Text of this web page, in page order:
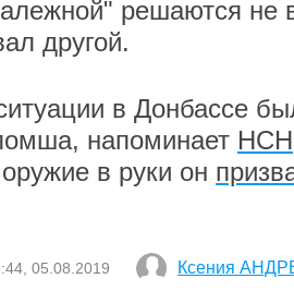
решаются не
другой.
в Донбассе
напоминает НСН
в руки он
05.08.2019 Ксения